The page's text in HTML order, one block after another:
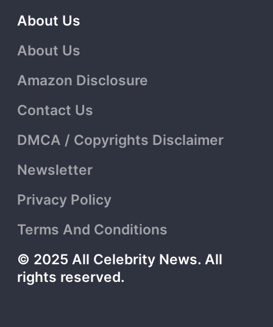
About Us
About Us
Amazon Disclosure
Contact Us
DMCA / Copyrights Disclaimer
Newsletter
Privacy Policy
Terms And Conditions
© 2025 All Celebrity News. All
rights reserved.